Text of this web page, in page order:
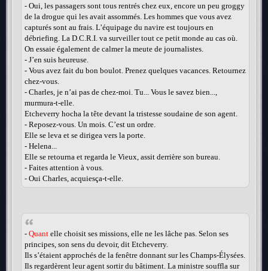
- Oui, les passagers sont tous rentrés chez eux, encore un peu groggy
de la drogue qui les avait assommés. Les hommes que vous avez
capturés sont au frais. L’équipage du navire est toujours en
débriefing. La D.C.R.I. va surveiller tout ce petit monde au cas où.
On essaie également de calmer la meute de journalistes.
- J’en suis heureuse.
- Vous avez fait du bon boulot. Prenez quelques vacances. Retournez
chez-vous.
- Charles, je n’ai pas de chez-moi. Tu... Vous le savez bien...,
murmura-t-elle.
Etcheverry hocha la tête devant la tristesse soudaine de son agent.
- Reposez-vous. Un mois. C’est un ordre.
Elle se leva et se dirigea vers la porte.
- Helena...
Elle se retourna et regarda le Vieux, assit derrière son bureau.
- Faites attention à vous.
- Oui Charles, acquiesça-t-elle.
- Quant elle choisit ses missions, elle ne les lâche pas. Selon ses
principes, son sens du devoir, dit Etcheverry.
Ils s’étaient approchés de la fenêtre donnant sur les Champs-Élysées.
Ils regardèrent leur agent sortir du bâtiment. La ministre souffla sur